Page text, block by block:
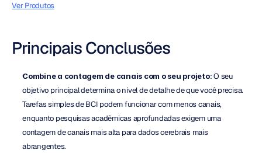
Ver Produtos
Principais Conclusões
Combine a contagem de canais com o seu projeto: O seu
objetivo principal determina o nível de detalhe de que você precisa.
Tarefas simples de BCI podem funcionar com menos canais,
enquanto pesquisas acadêmicas aprofundadas exigem uma
contagem de canais mais alta para dados cerebrais mais
abrangentes.